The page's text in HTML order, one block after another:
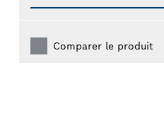
Comparer le produit